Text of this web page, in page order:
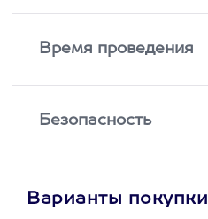
Время проведения
Безопасность
Варианты покупки